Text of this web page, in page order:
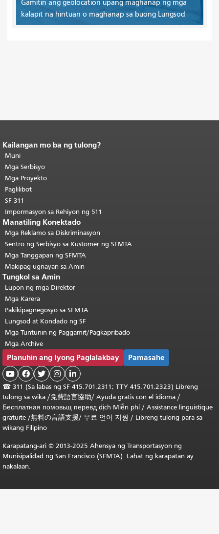
Gamitin ang geolocation upang maghanap ng mga
kalapit na hintuan o maghanap sa buong Lungsod
Katapusan ng nilalaman ng
pahina.
pahinang ito ay nauulit sa bawat
pahina.Bumalik sa itaas ng
pangunahing nilalaman
Kailangan mo ba ng tulong?
Muni
Mga Serbisyo
Mga Proyekto
Paglilibot
SF 311
Impormasyon sa Rehiyon ng 511
Manatiling Konektado
Mga Reklamo sa Diskriminasyon
Sentro ng Serbisyo sa Kustomer ng SFMTA
Mga Tanggapan ng SFMTA
Makipag-ugnayan sa Amin
Tungkol sa Amin
Lupon ng mga Direktor
Mga Karera
Pakikipagnegosyo sa SFMTA
Lungsod at Kondado ng SF
Mga Tuntunin ng Paggamit/Pagkapribado
Mga Archive
Planuhin ang Iyong Paglalakbay Pamasahe
    
☎ 311 (Sa labas ng SF 415.701.2311; TTY 415.701.2323) Libreng
tulong sa wika /免費語言協助/ Ayuda gratis con el idioma /
Бесплатная помовьщ перевд dịch Miễn phí/ Assistance linguistique
gratuite /無料の言語支援/ 무료 언어 지원 / Libreng tulong para sa
wikang Filipino
Karapatang-ari © 2013-2025 Ahensya ng Transportasyon ng
Munisipalidad ng San Francisco (SFMTA). Lahat ng karapatan ay
nakalaan.